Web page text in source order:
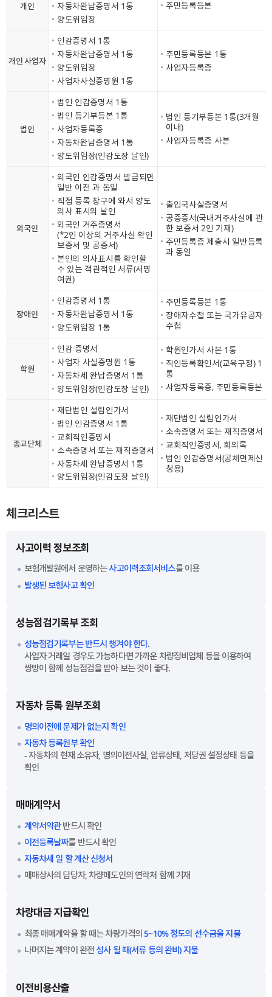
개인
자동차완납증명서 1통
양도위임장
주민등록등본
개인 사업자
인감증명서 1통
자동차완남증명서 1통
양도위임장
사업자사실증명원 1통
주민등록등본 1통
사업자등록증
법인
법인 인감증명서 1통
법인 등기부등본 1통
사업자등록증
자동차완남증명서 1통
양도위임장(인감도장 날인)
법인 등기부등본 1통(3개월
이내)
사업자등록증 사본
외국인
외국인 인감증명서 발급되면
일반 이전 과 동일
직접 등록 창구에 와서 양도
의사 표시의 날인
외국인 거주증명서
(*2인 이상의 거주사실 확인
보증서 및 공증서)
본인의 의사표시를 확인할
수 있는 객관적인 서류(서명
여권)
출입국사실증명서
공증증서(국내거주사실에 관
한 보증서 2인 기재)
주민등록증 제출시 일반등록
과 동일
장애인
인감증명서 1통
자동차완납증명서 1통
양도위임장 1통
주민등록등본 1통
장애자수첩 또는 국가유공자
수첩
학원
인감 증명서
사업자 사실증명원 1통
자동차세 완납증명서 1통
양도위임장(인감도장 날인)
학원인가서 사본 1통
직인등록확인서(교육구청) 1
통
사업자등록증, 주민등록등본
종교단체
재단법인 설립인가서
법인 인감증명서 1통
교회직인증명서
소속증명서 또는 재직증명서
자동차세 완납증명서 1통
양도위임장(인감도장 날인)
재단법인 설립인가서
소속증명서 또는 재직증명서
교회직인증명서, 회의록
법인 인감증명서(공체면제신
청용)
체크리스트
사고이력 정보조회
보험개발원에서 운영하는사고이력조회서비스를 이용
발생된 보험사고 확인
성능점검기록부 조회
성능점검기록부는 반드시 챙겨야 한다.
사업자 거래일 경우도 가능하다면 가까운 차량정비업체 등을 이용하여
쌍방이 함께 성능점검을 받아 보는 것이 좋다.
자동차 등록 원부조회
명의이전에 문제가 없는지 확인
자동차 등록원부 확인
- 자동차의 현재 소유자, 명의이전사실, 압류상태, 저당권 설정상태 등을
확인
매매계약서
계약서약관반드시 확인
이전등록날짜를 반드시 확인
자동차세 일 할 계산 신청서
매매상사의 담당자, 차량매도인의 연락처 함께 기재
차량대금 지급확인
최종 매매계약을 할 때는 차량가격의5~10% 정도의 선수금을 지불
나머지는 계약이 완전 성사 될 때(서류 등의 완비) 지불
이전비용산출